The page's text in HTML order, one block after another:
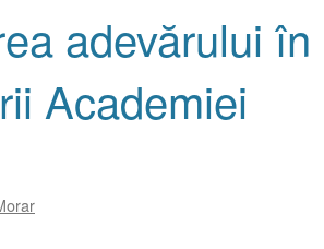
adevărului în
Academiei